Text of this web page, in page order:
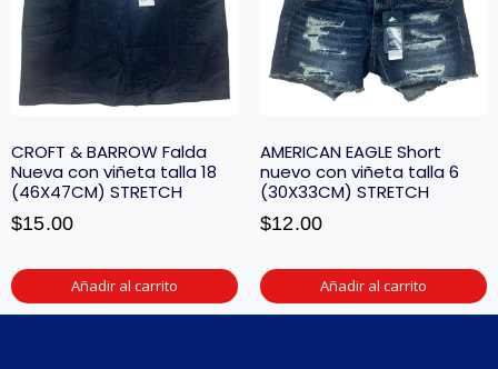
CROFT & BARROW Falda
Nueva con viñeta talla 18
(46X47CM) STRETCH
$15.00
Añadir al carrito
AMERICAN EAGLE Short
nuevo con viñeta talla 6
(30X33CM) STRETCH
$12.00
Añadir al carrito